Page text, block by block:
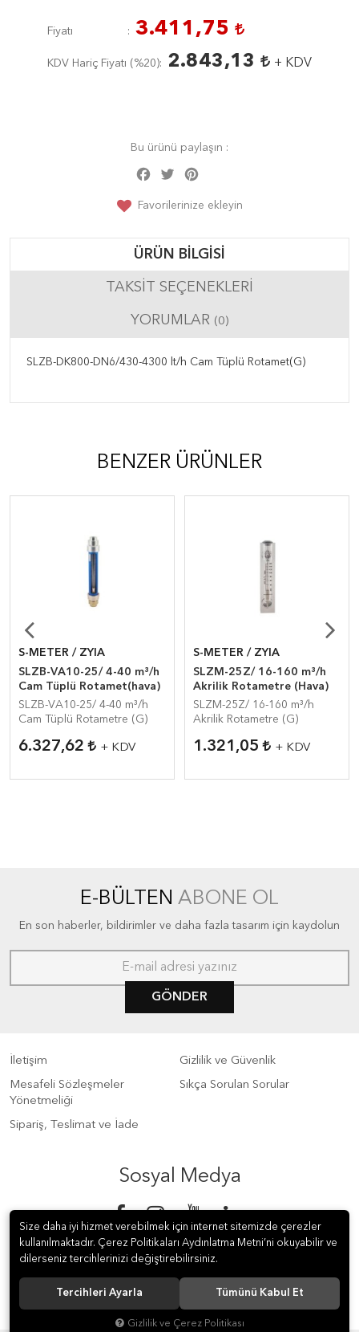
Fiyatı 3.411,75
KDV Hariç Fiyatı ( %20 ) 2.843,13 + KDV
Bu ürünü paylaşın :
Facebook
Twitter
Favorilerinize ekleyin
ÜRÜN BILGISI
TAKSIT SEÇENEKLERI
YORUMLAR (0)
SLZB-DK800-DN6/430-4300 lt/h Cam Tüplü Rotamet(G)
BENZER ÜRÜNLER
S-METER / ZYIA
SLZB-VA10-25/ 4-40 m³/h
Cam Tüplü Rotamet(hava)
SLZB-VA10-25/ 4-40 m³/h
Cam Tüplü Rotametre (G)
6.327,62 + KDV
S-METER / ZYIA
SLZM-25Z/ 16-160 m³/h
Akrilik Rotametre (Hava)
SLZM-25Z/ 16-160 m³/h
Akrilik Rotametre (G)
1.321,05 + KDV
E-BÜLTEN ABONE OL
En son haberler, bildirimler ve daha fazla tasarım için kaydolun
GÖNDER
İletişim
Gizlilik ve Güvenlik
Mesafeli Sözleşmeler
Yönetmeliği
Sıkça Sorulan Sorular
Sipariş, Teslimat ve İade
Sosyal Medya
© 2018 S Meter Sayaç ve Otomasyon A.Ş. Tüm hakları saklıdır.
Size daha iyi hizmet verebilmek için internet sitemizde çerezler
kullanılmaktadır. Çerez Politikaları Aydınlatma Metni’ni okuyabilir ve
dilerseniz tercihlerinizi değiştirebilirsiniz.
Tercihleri Ayarla Tümünü Kabul Et
Gizlilik ve Çerez Politikası